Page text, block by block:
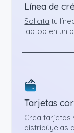
Línea de
Solicita tu
laptop en un
Tarjetas
Crea tarjetas
distribúyelas